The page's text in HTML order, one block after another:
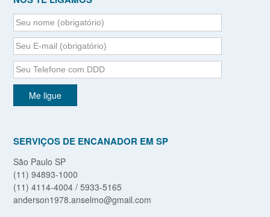
SERVIÇOS DE ENCANADOR EM SP
São Paulo SP
(11) 94893-1000
(11) 4114-4004 / 5933-5165
anderson1978.anselmo@gmail.com